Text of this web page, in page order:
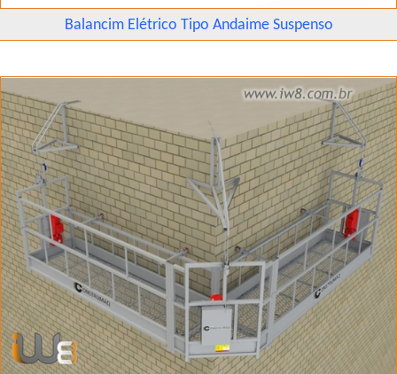
Balancim Elétrico Tipo Andaime Suspenso